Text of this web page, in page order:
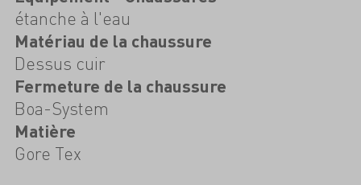
étanche à l'eau
Matériau de la chaussure
Dessus cuir
Fermeture de la chaussure
Boa-System
Matière
Gore Tex